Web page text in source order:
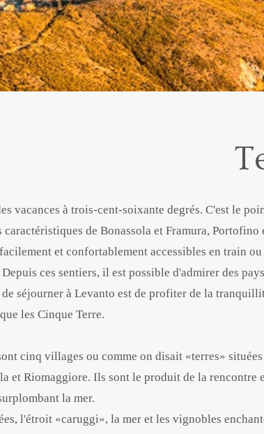
vacances à trois-cent-soixante degrés. C'est le
caractéristiques de Bonassola et Framura,
et confortablement accessibles en train
ces sentiers, il est possible d'admirer des
séjourner à Levanto est de profiter de la
les Cinque Terre.
cinq villages ou comme on disait «terres»
et Riomaggiore. Ils sont le produit de la rencontre
la mer.
l'étroit «caruggi», la mer et les vignobles